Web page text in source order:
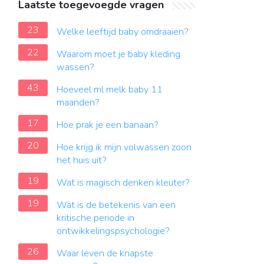
Laatste toegevoegde vragen
23
Welke leeftijd baby omdraaien?
22
Waarom moet je baby kleding
wassen?
43
Hoeveel ml melk baby 11
maanden?
17
Hoe prak je een banaan?
20
Hoe krijg ik mijn volwassen zoon
het huis uit?
19
Wat is magisch denken kleuter?
19
Wat is de betekenis van een
kritische periode in
ontwikkelingspsychologie?
26
Waar leven de knapste